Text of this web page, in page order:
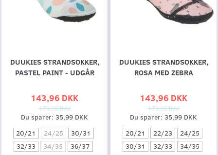
DUUKIES STRANDSOKKER,
PASTEL PAINT - UDGÅR
143,96 DKK
179,95 DKK
Du sparer: 35,99 DKK
20/21
24/25
30/31
32/33
34/35 36/37
DUUKIES STRANDSOKKER,
ROSA MED ZEBRA
143,96 DKK
179,95 DKK
Du sparer: 35,99 DKK
20/21
22/23
24/25
30/31
32/33 34/35